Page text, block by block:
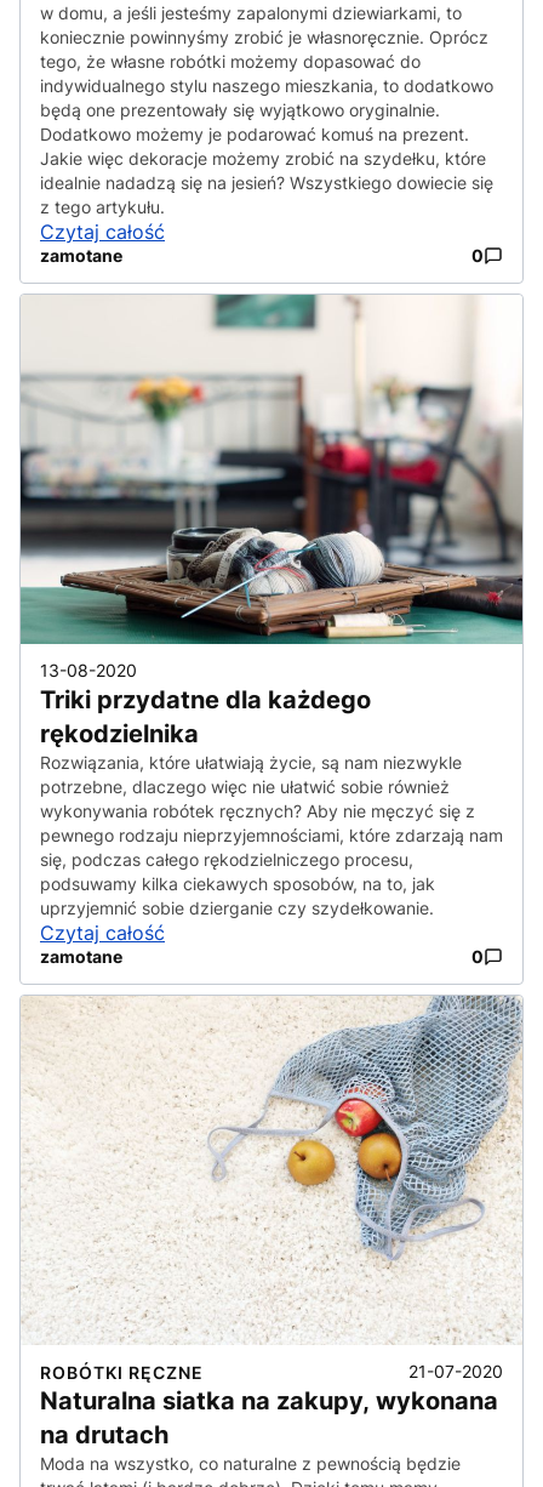
w domu, a jeśli jesteśmy zapalonymi dziewiarkami, to
koniecznie powinnyśmy zrobić je własnoręcznie. Oprócz
tego, że własne robótki możemy dopasować do
indywidualnego stylu naszego mieszkania, to dodatkowo
będą one prezentowały się wyjątkowo oryginalnie.
Dodatkowo możemy je podarować komuś na prezent.
Jakie więc dekoracje możemy zrobić na szydełku, które
idealnie nadadzą się na jesień? Wszystkiego dowiecie się
z tego artykułu.
Czytaj całość
zamotane 0
13-08-2020
Triki przydatne dla każdego
rękodzielnika
Rozwiązania, które ułatwiają życie, są nam niezwykle
potrzebne, dlaczego więc nie ułatwić sobie również
wykonywania robótek ręcznych? Aby nie męczyć się z
pewnego rodzaju nieprzyjemnościami, które zdarzają nam
się, podczas całego rękodzielniczego procesu,
podsuwamy kilka ciekawych sposobów, na to, jak
uprzyjemnić sobie dzierganie czy szydełkowanie.
Czytaj całość
zamotane 0
ROBÓTKI RĘCZNE 21-07-2020
Naturalna siatka na zakupy, wykonana
na drutach
Moda na wszystko, co naturalne z pewnością będzie